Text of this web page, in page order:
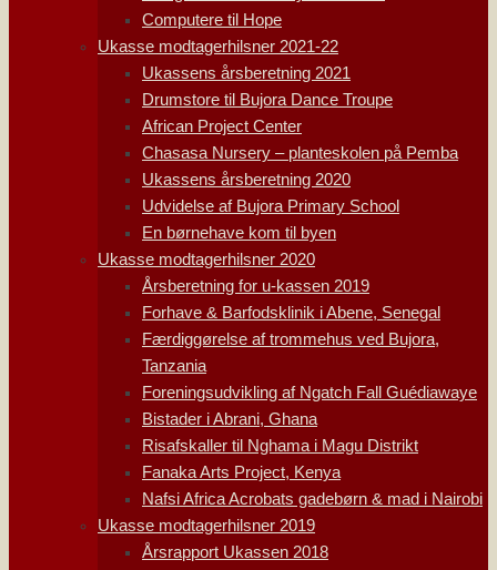
Computere til Hope
Ukasse modtagerhilsner 2021-22
Ukassens årsberetning 2021
Drumstore til Bujora Dance Troupe
African Project Center
Chasasa Nursery – planteskolen på Pemba
Ukassens årsberetning 2020
Udvidelse af Bujora Primary School
En børnehave kom til byen
Ukasse modtagerhilsner 2020
Årsberetning for u-kassen 2019
Forhave & Barfodsklinik i Abene, Senegal
Færdiggørelse af trommehus ved Bujora,
Tanzania
Foreningsudvikling af Ngatch Fall Guédiawaye
Bistader i Abrani, Ghana
Risafskaller til Nghama i Magu Distrikt
Fanaka Arts Project, Kenya
Nafsi Africa Acrobats gadebørn & mad i Nairobi
Ukasse modtagerhilsner 2019
Årsrapport Ukassen 2018